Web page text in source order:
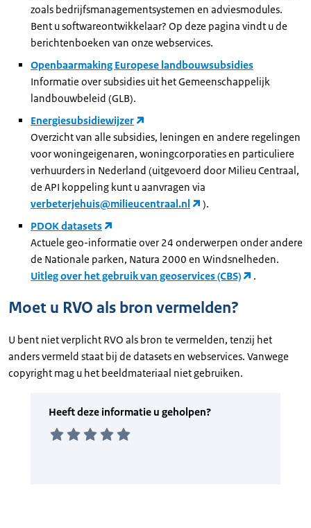
zoals bedrijfsmanagementsystemen en adviesmodules.
Bent u softwareontwikkelaar? Op deze pagina vindt u de
berichtenboeken van onze webservices.
Openbaarmaking Europese landbouwsubsidies
Informatie over subsidies uit het Gemeenschappelijk
landbouwbeleid (GLB).
Energiesubsidiewijzer
Overzicht van alle subsidies, leningen en andere regelingen
voor woningeigenaren, woningcorporaties en particuliere
verhuurders in Nederland (uitgevoerd door Milieu Centraal,
de API koppeling kunt u aanvragen via
verbeterjehuis@milieucentraal.nl
).
PDOK datasets
Actuele geo-informatie over 24 onderwerpen onder andere
de Nationale parken, Natura 2000 en Windsnelheden.
Uitleg over het gebruik van geoservices (CBS)
.
Moet u RVO als bron vermelden?
U bent niet verplicht RVO als bron te vermelden, tenzij het
anders vermeld staat bij de datasets en webservices. Vanwege
copyright mag u het beeldmateriaal niet gebruiken.